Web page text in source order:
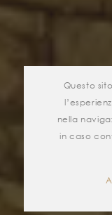
Questo
nella
in caso